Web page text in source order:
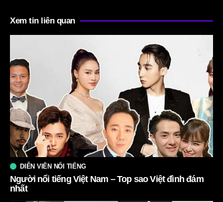
Xem tin liên quan
DIỄN VIÊN NỔI TIẾNG
Người nổi tiếng Việt Nam – Top sao Việt đình đám
nhất